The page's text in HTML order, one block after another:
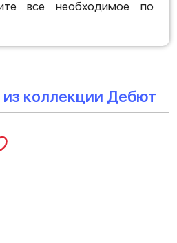
все необходимое по
коллекции Дебют